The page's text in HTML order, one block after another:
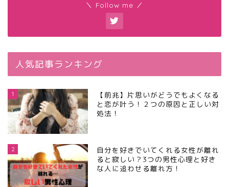
＼ Follow me ／
人気記事ランキング
1
【前兆】片思いがどうでもよくなる
と恋が叶う！２つの原因と正しい対
処法！
2
自分を好きでいてくれる女性が離れ
ると寂しい？3つの男性心理と好き
な人に追わせる離れ方！